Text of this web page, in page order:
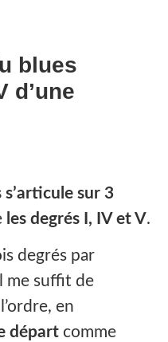
blues
d’une
s’articule sur 3
les degrés I, IV et V.
degrés par
me suffit de
en
départ comme